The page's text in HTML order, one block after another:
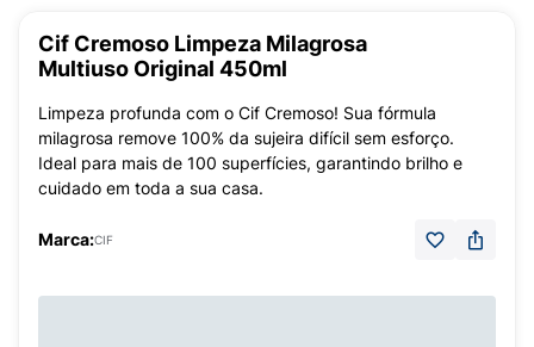
Cif Cremoso Limpeza Milagrosa
Multiuso Original 450ml
Limpeza profunda com o Cif Cremoso! Sua fórmula
milagrosa remove 100% da sujeira difícil sem esforço.
Ideal para mais de 100 superfícies, garantindo brilho e
cuidado em toda a sua casa.
Marca:CIF